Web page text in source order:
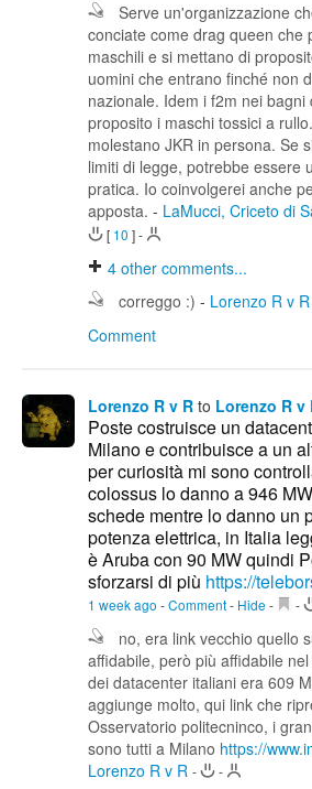
Serve un'organizzazione
conciate come drag queen che
maschili e si mettano di
uomini che entrano finché non
nazionale. Idem i f2m nei
proposito i maschi tossici a
molestano JKR in persona. Se
limiti di legge, potrebbe essere
pratica. Io coinvolgerei anche
apposta. - LaMucci, Criceto di
[ 10 ]-
4 other comments...
correggo :) - Lorenzo R v R
Comment
Lorenzo R v R to Lorenzo R v
Poste costruisce un
Milano e contribuisce a un
per curiosità mi sono
colossus lo danno a 946
schede mentre lo danno un
potenza elettrica, in Italia
è Aruba con 90 MW quindi
sforzarsi di più https://
1 week ago -Comment- Hide - -
no, era link vecchio quello
affidabile, però più affidabile
dei datacenter italiani era 609
aggiunge molto, qui link che
Osservatorio politecninco, i
sono tutti a Milano https://
Lorenzo R v R - -